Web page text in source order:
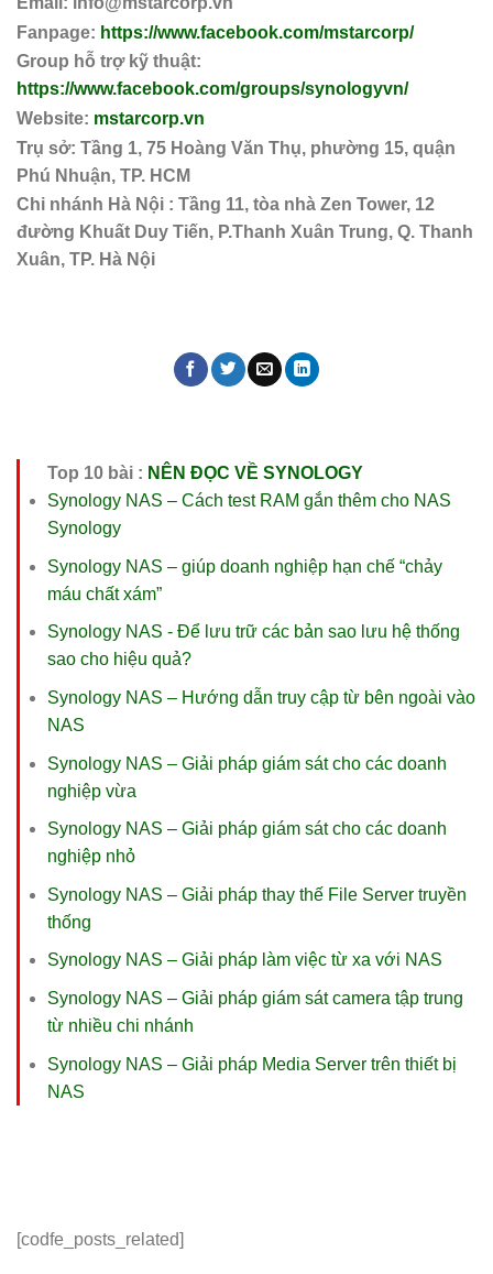
Fanpage: https://www.facebook.com/mstarcorp/
Group hỗ trợ kỹ thuật:
https://www.facebook.com/groups/synologyvn/
Website: mstarcorp.vn
Trụ sở: Tầng 1, 75 Hoàng Văn Thụ, phường 15, quận
Phú Nhuận, TP. HCM
Chi nhánh Hà Nội : Tầng 11, tòa nhà Zen Tower, 12
đường Khuất Duy Tiến, P.Thanh Xuân Trung, Q. Thanh
Xuân, TP. Hà Nội
Top 10 bài : NÊN ĐỌC VỀ SYNOLOGY
Synology NAS – Cách test RAM gắn thêm cho NAS
Synology
Synology NAS – giúp doanh nghiệp hạn chế “chảy
máu chất xám”
Synology NAS - Để lưu trữ các bản sao lưu hệ thống
sao cho hiệu quả?
Synology NAS – Hướng dẫn truy cập từ bên ngoài vào
NAS
Synology NAS – Giải pháp giám sát cho các doanh
nghiệp vừa
Synology NAS – Giải pháp giám sát cho các doanh
nghiệp nhỏ
Synology NAS – Giải pháp thay thế File Server truyền
thống
Synology NAS – Giải pháp làm việc từ xa với NAS
Synology NAS – Giải pháp giám sát camera tập trung
từ nhiều chi nhánh
Synology NAS – Giải pháp Media Server trên thiết bị
NAS
[codfe_posts_related]